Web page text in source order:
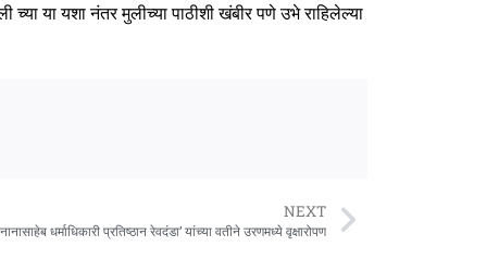
या यशा नंतर मुलीच्या पाठीशी खंबीर पणे उभे राहिलेल्या
NEXT
धर्माधिकारी प्रतिष्ठान रेवदंडा’ यांच्या वतीने उरणमध्ये वृक्षारोपण